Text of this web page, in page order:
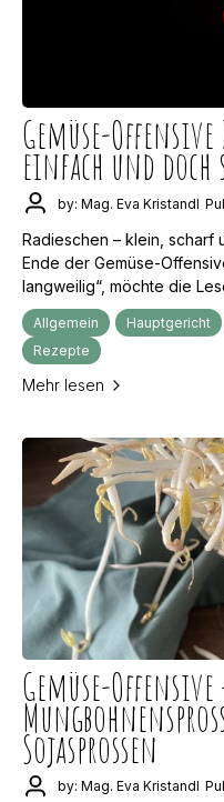
Gemüse-Offensive
einfach und
by: Mag. Eva Kristandl
Radieschen – klein, scharf
Ende der Gemüse-
langweilig“, möchte die
Allgemein Hauptgericht
Rezepte
Mehr lesen
Gemüse-Offensive
Sojasprossen
by: Mag. Eva Kristandl